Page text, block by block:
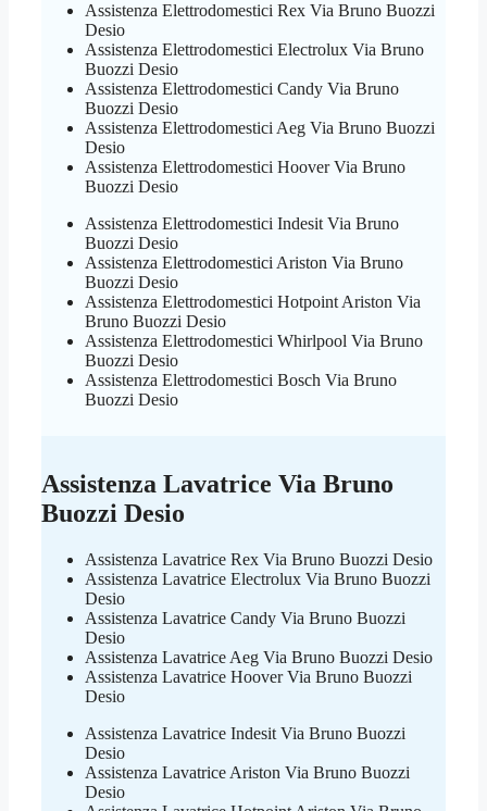
Assistenza Elettrodomestici Rex Via Bruno Buozzi
Desio
Assistenza Elettrodomestici Electrolux Via Bruno
Buozzi Desio
Assistenza Elettrodomestici Candy Via Bruno
Buozzi Desio
Assistenza Elettrodomestici Aeg Via Bruno Buozzi
Desio
Assistenza Elettrodomestici Hoover Via Bruno
Buozzi Desio
Assistenza Elettrodomestici Indesit Via Bruno
Buozzi Desio
Assistenza Elettrodomestici Ariston Via Bruno
Buozzi Desio
Assistenza Elettrodomestici Hotpoint Ariston Via
Bruno Buozzi Desio
Assistenza Elettrodomestici Whirlpool Via Bruno
Buozzi Desio
Assistenza Elettrodomestici Bosch Via Bruno
Buozzi Desio
Assistenza Lavatrice Via Bruno
Buozzi Desio
Assistenza Lavatrice Rex Via Bruno Buozzi Desio
Assistenza Lavatrice Electrolux Via Bruno Buozzi
Desio
Assistenza Lavatrice Candy Via Bruno Buozzi
Desio
Assistenza Lavatrice Aeg Via Bruno Buozzi Desio
Assistenza Lavatrice Hoover Via Bruno Buozzi
Desio
Assistenza Lavatrice Indesit Via Bruno Buozzi
Desio
Assistenza Lavatrice Ariston Via Bruno Buozzi
Desio